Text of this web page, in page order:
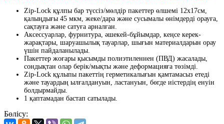
Zip-Lock құлпы бар түссіз/мөлдір пакеттер өлшемі 12х17см,
қалыңдығы 45 мкм, жеке/дара және сусымалы өнімдерді орауға,
сақтауға және сатуға арналған.
Аксессуарлар, фурнитура, әшекей-бұйымдар, кеңсе керек-
жарақтары, шаруашылық тауарлар, шығын материалдарын орау
үшін пайдаланылады.
Пакеттер жоғары қысымды полиэтиленнен (ПВД) жасалады,
сондықтан олар берік/мықты және деформацияға төзімді.
Zip-Lock құлыпы пакеттің герметикалығын қамтамасыз етеді
және тауардың ылғалдануын, ластануын, бөгде иістердің енуін
болдырмайды.
1 қаптамадан бастап сатылады.
Бөлісу: